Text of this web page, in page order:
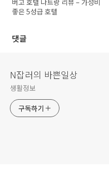
버고 호텔 나트랑 리뷰 – 가성비
좋은 5성급 호텔
댓글
N잡러의 바쁜일상
생활정보
구독하기